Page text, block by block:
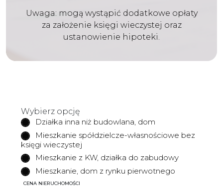
Uwaga: mogą wystąpić dodatkowe opłaty
za założenie księgi wieczystej oraz
ustanowienie hipoteki.
Wybierz opcję
Działka inna niż budowlana, dom
Mieszkanie spółdzielcze-własnościowe bez
księgi wieczystej
Mieszkanie z KW, działka do zabudowy
Mieszkanie, dom z rynku pierwotnego
CENA NIERUCHOMOŚCI